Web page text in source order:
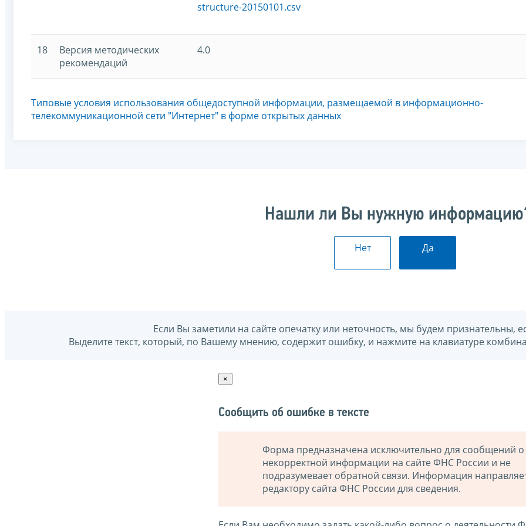
structure-20150101.csv
18
Версия методических
рекомендаций
4.0
Типовые условия использования общедоступной информации, размещаемой в информационно-
телекоммуникационной сети "Интернет" в форме открытых данных
Нашли ли Вы нужную
Нет Да
Если Вы заметили на сайте опечатку или неточность, мы будем признательны,
Выделите текст, который, по Вашему мнению, содержит ошибку, и нажмите на клавиатуре
×
Сообщить об ошибке в тексте
Форма предназначена исключительно для сообщений о
некорректной информации на сайте ФНС России и не
подразумевает обратной связи. Информация
редактору сайта ФНС России для сведения.